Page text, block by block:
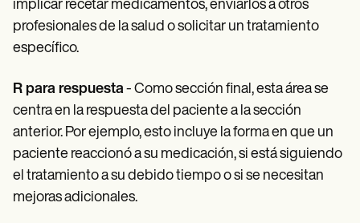
implicar recetar medicamentos, enviarlos a otros
profesionales de la salud o solicitar un tratamiento
específico.
R para respuesta- Como sección final, esta área se
centra en la respuesta del paciente a la sección
anterior. Por ejemplo, esto incluye la forma en que un
paciente reaccionó a su medicación, si está siguiendo
el tratamiento a su debido tiempo o si se necesitan
mejoras adicionales.